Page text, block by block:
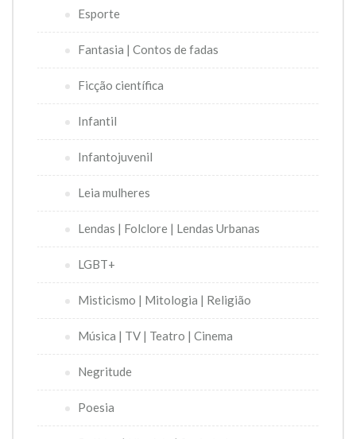
Esporte
Fantasia | Contos de fadas
Ficção científica
Infantil
Infantojuvenil
Leia mulheres
Lendas | Folclore | Lendas Urbanas
LGBT+
Misticismo | Mitologia | Religião
Música | TV | Teatro | Cinema
Negritude
Poesia